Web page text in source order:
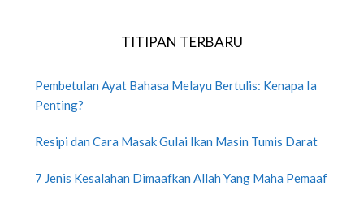
TITIPAN TERBARU
Pembetulan Ayat Bahasa Melayu Bertulis: Kenapa Ia
Penting?
Resipi dan Cara Masak Gulai Ikan Masin Tumis Darat
7 Jenis Kesalahan Dimaafkan Allah Yang Maha Pemaaf